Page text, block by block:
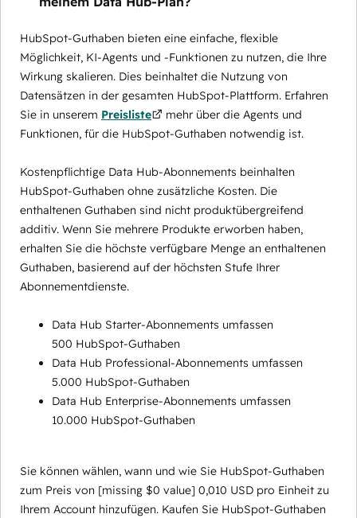
HubSpot-Guthaben bieten eine einfache, flexible
Möglichkeit, KI-Agents und -Funktionen zu nutzen, die Ihre
Wirkung skalieren. Dies beinhaltet die Nutzung von
Datensätzen in der gesamten HubSpot-Plattform. Erfahren
Sie in unserem Preisliste
mehr über die Agents und
Funktionen, für die HubSpot-Guthaben notwendig ist.
Kostenpflichtige Data Hub-Abonnements beinhalten
HubSpot-Guthaben ohne zusätzliche Kosten. Die
enthaltenen Guthaben sind nicht produktübergreifend
additiv. Wenn Sie mehrere Produkte erworben haben,
erhalten Sie die höchste verfügbare Menge an enthaltenen
Guthaben, basierend auf der höchsten Stufe Ihrer
Abonnementdienste.
Data Hub Starter-Abonnements umfassen
500 HubSpot-Guthaben
Data Hub Professional-Abonnements umfassen
5.000 HubSpot-Guthaben
Data Hub Enterprise-Abonnements umfassen
10.000 HubSpot-Guthaben
Sie können wählen, wann und wie Sie HubSpot-Guthaben
zum Preis von [missing $0 value] 0,010 USD pro Einheit zu
Ihrem Account hinzufügen. Kaufen Sie HubSpot-Guthaben